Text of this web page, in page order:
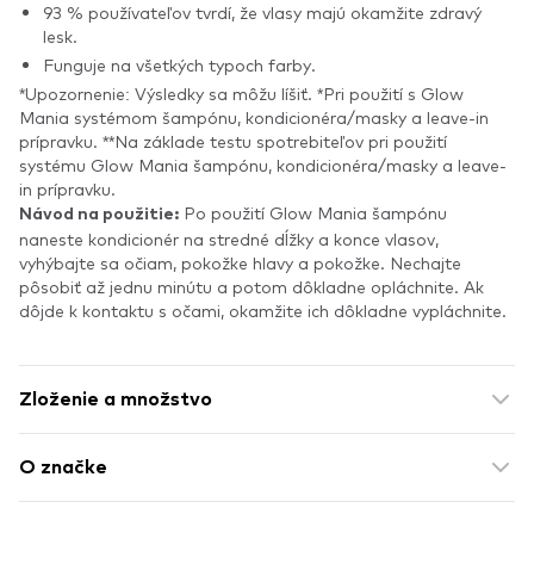
93 % používateľov tvrdí, že vlasy majú okamžite zdravý
lesk.
Funguje na všetkých typoch farby.
*Upozornenie: Výsledky sa môžu líšiť. *Pri použití s Glow
Mania systémom šampónu, kondicionéra/masky a leave-in
prípravku. **Na základe testu spotrebiteľov pri použití
systému Glow Mania šampónu, kondicionéra/masky a leave-
in prípravku.
Návod na použitie: Po použití Glow Mania šampónu
naneste kondicionér na stredné dĺžky a konce vlasov,
vyhýbajte sa očiam, pokožke hlavy a pokožke. Nechajte
pôsobiť až jednu minútu a potom dôkladne opláchnite. Ak
dôjde k kontaktu s očami, okamžite ich dôkladne vypláchnite.
Zloženie a množstvo
O značke